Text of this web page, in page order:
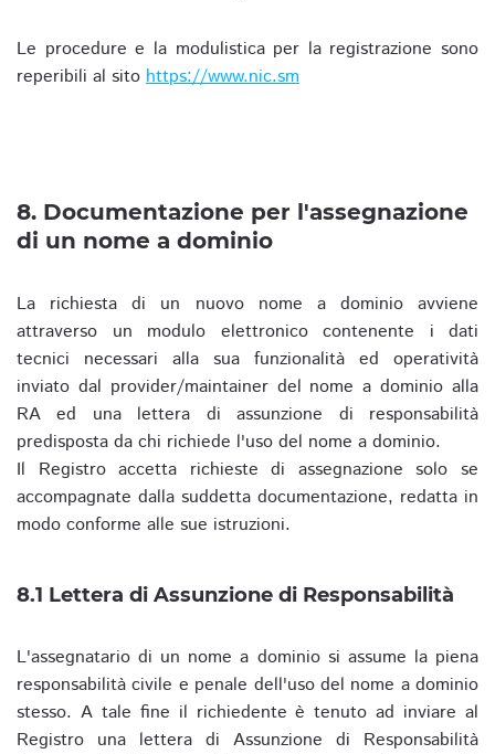
Le procedure e la modulistica per la registrazione sono
reperibili al sito https://www.nic.sm
8. Documentazione per l'assegnazione
di un nome a dominio
La richiesta di un nuovo nome a dominio avviene
attraverso un modulo elettronico contenente i dati
tecnici necessari alla sua funzionalità ed operatività
inviato dal provider/maintainer del nome a dominio alla
RA ed una lettera di assunzione di responsabilità
predisposta da chi richiede l'uso del nome a dominio.
Il Registro accetta richieste di assegnazione solo se
accompagnate dalla suddetta documentazione, redatta in
modo conforme alle sue istruzioni.
8.1 Lettera di Assunzione di Responsabilità
L'assegnatario di un nome a dominio si assume la piena
responsabilità civile e penale dell'uso del nome a dominio
stesso. A tale fine il richiedente è tenuto ad inviare al
Registro una lettera di Assunzione di Responsabilità